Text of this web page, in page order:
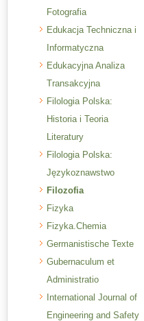
Fotografia
Edukacja Techniczna i
Informatyczna
Edukacyjna Analiza
Transakcyjna
Filologia Polska:
Historia i Teoria
Literatury
Filologia Polska:
Językoznawstwo
Filozofia
Fizyka
Fizyka.Chemia
Germanistische Texte
Gubernaculum et
Administratio
International Journal of
Engineering and Safety